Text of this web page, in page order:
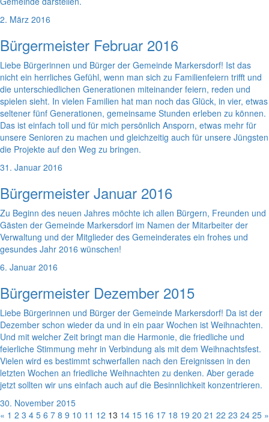
2. März 2016
Bürgermeister Februar 2016
Liebe Bürgerinnen und Bürger der Gemeinde Markersdorf! Ist das
nicht ein herrliches Gefühl, wenn man sich zu Familienfeiern trifft und
die unterschiedlichen Generationen miteinander feiern, reden und
spielen sieht. In vielen Familien hat man noch das Glück, in vier, etwas
seltener fünf Generationen, gemeinsame Stunden erleben zu können.
Das ist einfach toll und für mich persönlich Ansporn, etwas mehr für
unsere Senioren zu machen und gleichzeitig auch für unsere Jüngsten
die Projekte auf den Weg zu bringen.
31. Januar 2016
Bürgermeister Januar 2016
Zu Beginn des neuen Jahres möchte ich allen Bürgern, Freunden und
Gästen der Gemeinde Markersdorf im Namen der Mitarbeiter der
Verwaltung und der Mitglieder des Gemeinderates ein frohes und
gesundes Jahr 2016 wünschen!
6. Januar 2016
Bürgermeister Dezember 2015
Liebe Bürgerinnen und Bürger der Gemeinde Markersdorf! Da ist der
Dezember schon wieder da und in ein paar Wochen ist Weihnachten.
Und mit welcher Zeit bringt man die Harmonie, die friedliche und
feierliche Stimmung mehr in Verbindung als mit dem Weihnachtsfest.
Vielen wird es bestimmt schwerfallen nach den Ereignissen in den
letzten Wochen an friedliche Weihnachten zu denken. Aber gerade
jetzt sollten wir uns einfach auch auf die Besinnlichkeit konzentrieren.
30. November 2015
« 1 2 3 4 5 6 7 8 9 10 11 12 13 14 15 16 17 18 19 20 21 22 23 24 25 »